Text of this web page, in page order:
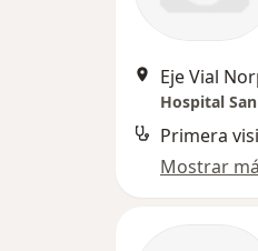
Eje Vial
Hospital
Mostrar